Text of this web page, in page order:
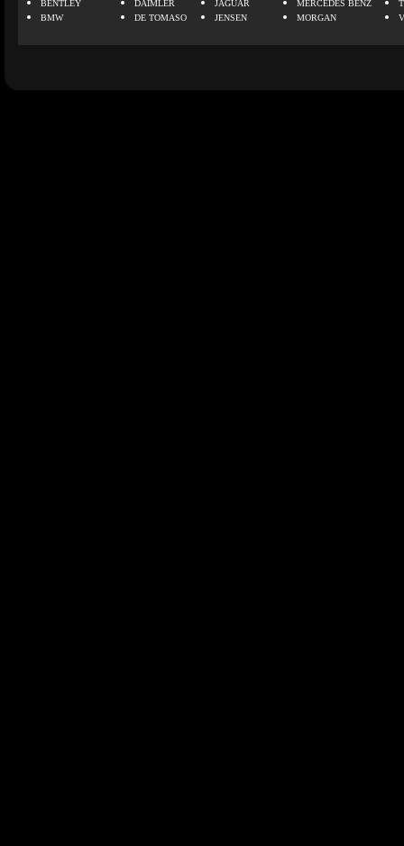
BENTLEY
BMW
DAIMLER
DE TOMASO
JAGUAR
JENSEN
MERCEDES BENZ
MORGAN